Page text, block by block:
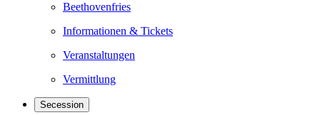
Beethovenfries
Informationen & Tickets
Veranstaltungen
Vermittlung
Secession